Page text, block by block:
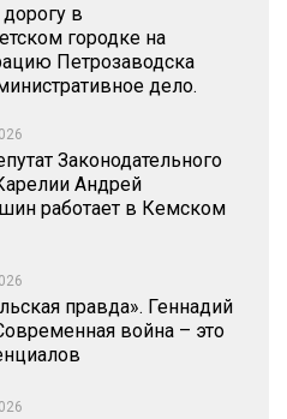
в
городке на
Петрозаводска
дело.
Законодательного
Андрей
работает в Кемском
правда». Геннадий
война – это